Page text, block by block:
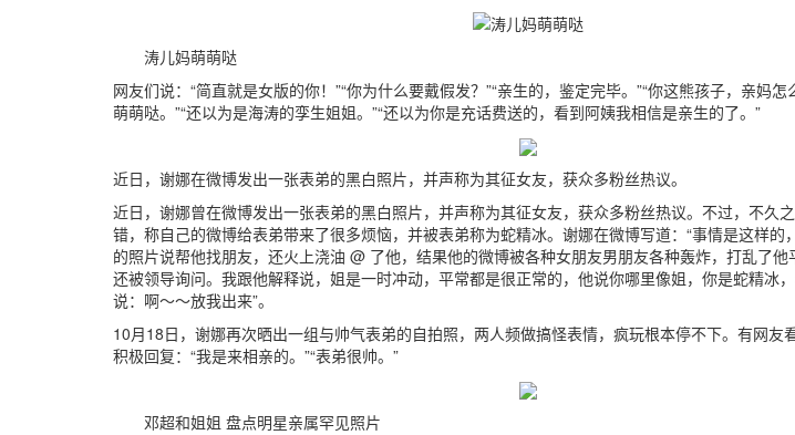
涛儿妈萌萌哒
网友们说：“简直就是女版的你！”“你为什么要戴假发？”“亲生的，鉴定完毕。”“你这熊孩子，亲妈
萌萌哒。”“还以为是海涛的孪生姐姐。”“还以为你是充话费送的，看到阿姨我相信是亲生的了。”
近日，谢娜在微博发出一张表弟的黑白照片，并声称为其征女友，获众多粉丝热议。
近日，谢娜曾在微博发出一张表弟的黑白照片，并声称为其征女友，获众多粉丝热议。不过，不久
错，称自己的微博给表弟带来了很多烦恼，并被表弟称为蛇精冰。谢娜在微博写道：“事情是这样的
的照片说帮他找朋友，还火上浇油 @ 了他，结果他的微博被各种女朋友男朋友各种轰炸，打乱了
还被领导询问。我跟他解释说，姐是一时冲动，平常都是很正常的，他说你哪里像姐，你是蛇精冰
说：啊～～放我出来”。
10月18日，谢娜再次晒出一组与帅气表弟的自拍照，两人频做搞怪表情，疯玩根本停不下。有网友
积极回复：“我是来相亲的。”“表弟很帅。”
邓超和姐姐 盘点明星亲属罕见照片